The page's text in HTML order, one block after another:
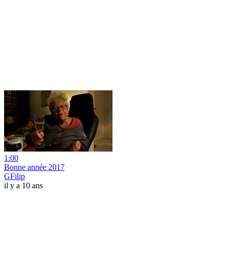
1:00
Bonne année 2017
GFilip
il y a 10 ans